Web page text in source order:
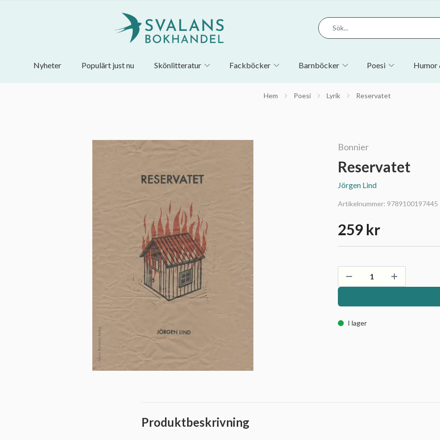
Nyheter Populärt just nu Skönlitteratur Fackböcker Barnböcker Poesi Humor
Hem Poesi Lyrik Reservatet
Bonnier
Reservatet
Jörgen Lind
Artikelnummer: 9789100197445
259 kr
I lager
Produktbeskrivning